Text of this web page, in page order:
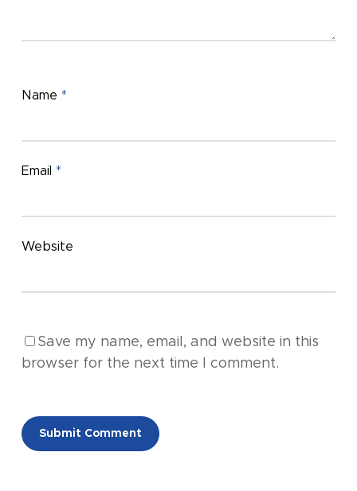
Name *
Email *
Website
Save my name, email, and website in this
browser for the next time I comment.